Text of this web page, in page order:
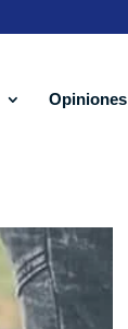
Opiniones